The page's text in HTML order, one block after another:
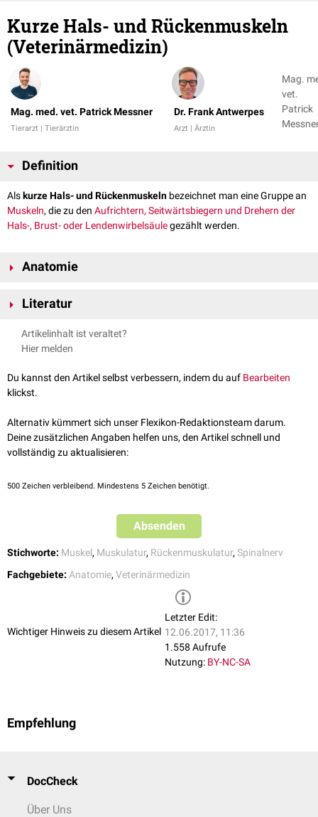
Kurze Hals- und Rückenmuskeln
(Veterinärmedizin)
Mag. med. vet. Patrick Messner
Tierarzt | Tierärztin
Dr. Frank Antwerpes
Arzt | Ärztin
Mag.
vet.
Patrick
Definition
Alskurze Hals- und Rückenmuskeln bezeichnet man eine Gruppe an
Muskeln, die zu den Aufrichtern, Seitwärtsbiegern und Drehern der
Hals-, Brust- oder Lendenwirbelsäulegezählt werden.
Anatomie
auch die schwächeren, gewöhnlich segmental angeordneten, kurzen
und Dreher der Hals-, Brust- oder Lendenwirbelsäule.
Die Muskeln sind als tiefe, intersegmentale Abspaltungen der
Folgende Muskeln werden zu dieser Gruppe gezählt:
Kurze Hals- und Rückenmuskeln
Musculi
intertransversarii
Dorsal-
Musculi
Dorsaläste der entsprechenden
s.o.
Literatur
Nickel, Richard, August Schummer, and Eugen Seiferle. Band I:
Bewegungsapparat. Lehrbuch der Anatomie der Haustiere. Parey,
Artikelinhalt ist veraltet?
Hier melden
Du kannst den Artikel selbst verbessern, indem du auf Bearbeiten
klickst.
Alternativ kümmert sich unser Flexikon-Redaktionsteam darum.
Deine zusätzlichen Angaben helfen uns, den Artikel schnell und
vollständig zu aktualisieren:
500 Zeichen verbleibend. Mindestens 5 Zeichen benötigt.
Absenden
Stichworte: Muskel, Muskulatur, Rückenmuskulatur, Spinalnerv
Fachgebiete: Anatomie, Veterinärmedizin
Wichtiger Hinweis zu diesem Artikel
Letzter Edit:
12.06.2017, 11:36
1.558 Aufrufe
Nutzung: BY-NC-SA
Empfehlung
DocCheck
Über Uns